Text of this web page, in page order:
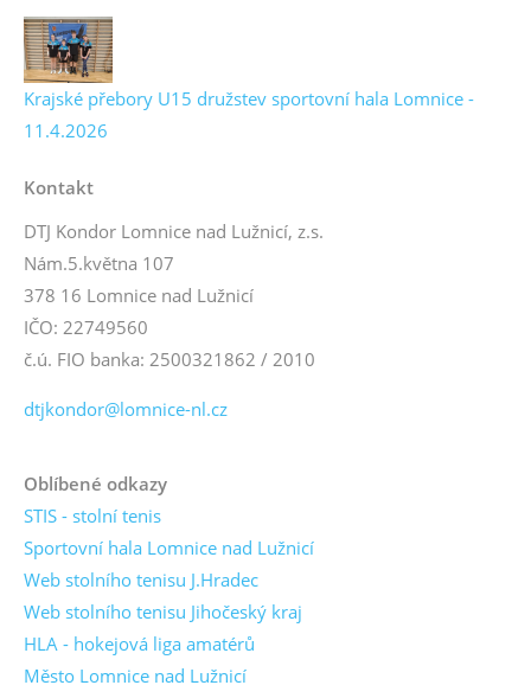
Krajské přebory U15 družstev sportovní hala Lomnice -
11.4.2026
Kontakt
DTJ Kondor Lomnice nad Lužnicí, z.s.
Nám.5.května 107
378 16 Lomnice nad Lužnicí
IČO: 22749560
č.ú. FIO banka: 2500321862 / 2010
dtjkondor@lomnice-nl.cz
Oblíbené odkazy
STIS - stolní tenis
Sportovní hala Lomnice nad Lužnicí
Web stolního tenisu J.Hradec
Web stolního tenisu Jihočeský kraj
HLA - hokejová liga amatérů
Město Lomnice nad Lužnicí